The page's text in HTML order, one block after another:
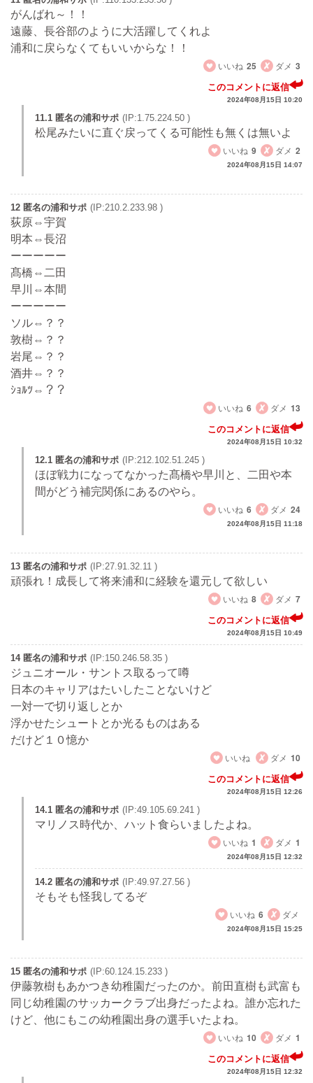
がんばれ～！！
遠藤、長谷部のように大活躍してくれよ
浦和に戻らなくてもいいからな！！
いいね 25 ダメ 3
このコメントに返信
2024年08月15日 10:20
11.1 匿名の浦和サポ (IP:1.75.224.50 )
松尾みたいに直ぐ戻ってくる可能性も無くは無いよ
いいね 9 ダメ 2
2024年08月15日 14:07
12 匿名の浦和サポ (IP:210.2.233.98 )
荻原⇔宇賀
明本⇔長沼
ーーーーー
髙橋⇔二田
早川⇔本間
ーーーーー
ソル⇔？？
敦樹⇔？？
岩尾⇔？？
酒井⇔？？
ｼｮﾙﾂ⇔？？
いいね 6 ダメ 13
このコメントに返信
2024年08月15日 10:32
12.1 匿名の浦和サポ (IP:212.102.51.245 )
ほぼ戦力になってなかった髙橋や早川と、二田や本
間がどう補完関係にあるのやら。
いいね 6 ダメ 24
2024年08月15日 11:18
13 匿名の浦和サポ (IP:27.91.32.11 )
頑張れ！成長して将来浦和に経験を還元して欲しい
いいね 8 ダメ 7
このコメントに返信
2024年08月15日 10:49
14 匿名の浦和サポ (IP:150.246.58.35 )
ジュニオール・サントス取るって噂
日本のキャリアはたいしたことないけど
一対一で切り返しとか
浮かせたシュートとか光るものはある
だけど１０憶か
いいね
ダメ 10
このコメントに返信
2024年08月15日 12:26
14.1 匿名の浦和サポ (IP:49.105.69.241 )
マリノス時代か、ハット食らいましたよね。
いいね 1 ダメ 1
2024年08月15日 12:32
14.2 匿名の浦和サポ (IP:49.97.27.56 )
そもそも怪我してるぞ
いいね 6 ダメ
2024年08月15日 15:25
15 匿名の浦和サポ (IP:60.124.15.233 )
伊藤敦樹もあかつき幼稚園だったのか。前田直樹も武富も
同じ幼稚園のサッカークラブ出身だったよね。誰か忘れた
けど、他にもこの幼稚園出身の選手いたよね。
いいね 10 ダメ 1
このコメントに返信
2024年08月15日 12:32